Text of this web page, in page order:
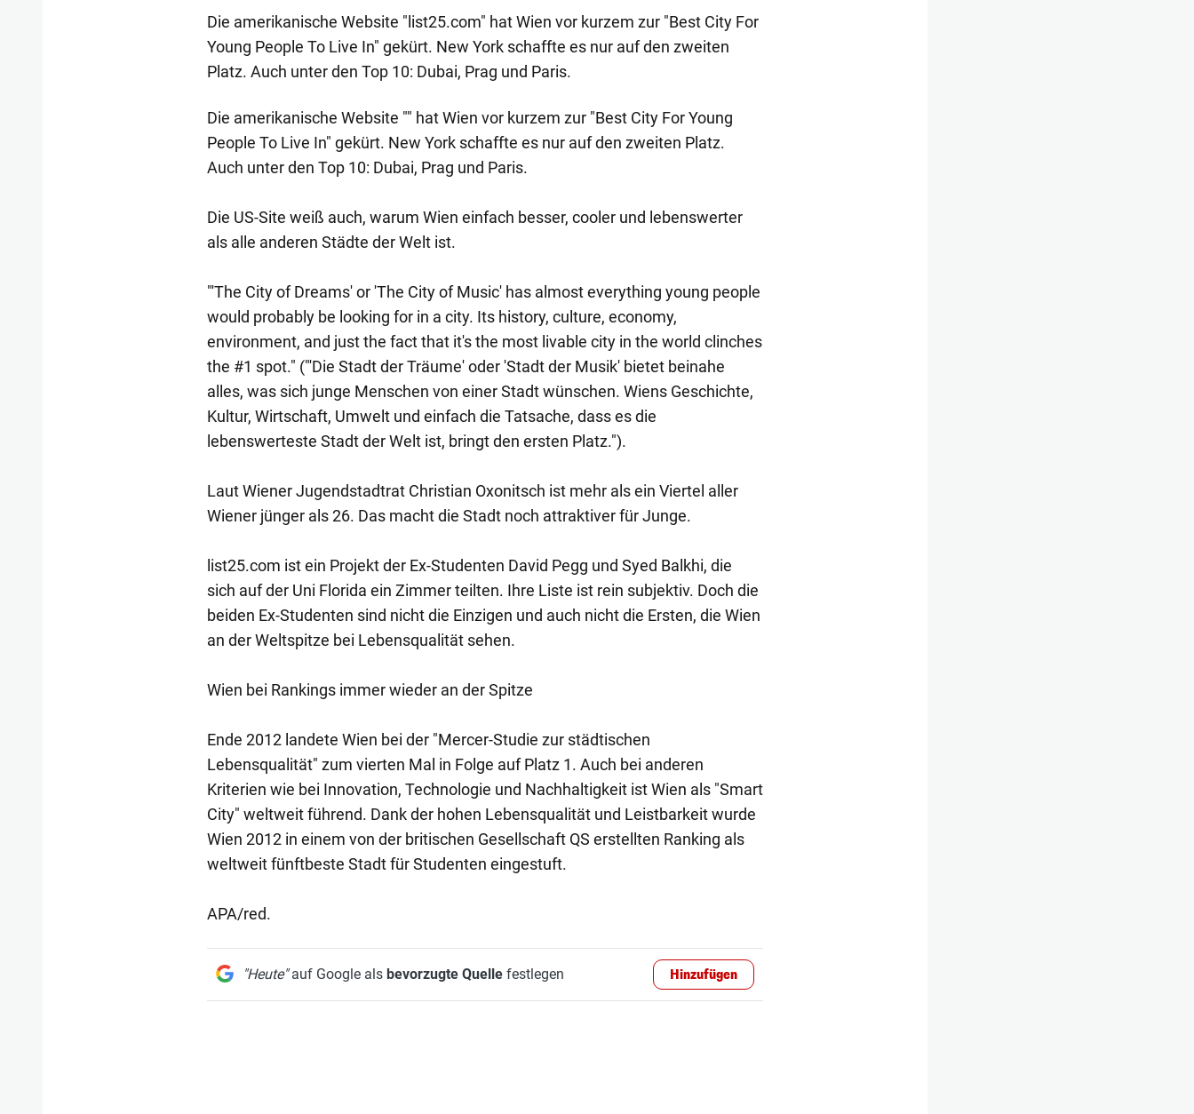
Die amerikanische Website "list25.com" hat Wien vor kurzem zur "Best City For
Young People To Live In" gekürt. New York schaffte es nur auf den zweiten
Platz. Auch unter den Top 10: Dubai, Prag und Paris.
Die amerikanische Website "" hat Wien vor kurzem zur "Best City For Young
People To Live In" gekürt. New York schaffte es nur auf den zweiten Platz.
Auch unter den Top 10: Dubai, Prag und Paris.
Die US-Site weiß auch, warum Wien einfach besser, cooler und lebenswerter
als alle anderen Städte der Welt ist.
"'The City of Dreams' or 'The City of Music' has almost everything young people
would probably be looking for in a city. Its history, culture, economy,
environment, and just the fact that it's the most livable city in the world clinches
the #1 spot." ("'Die Stadt der Träume' oder 'Stadt der Musik' bietet beinahe
alles, was sich junge Menschen von einer Stadt wünschen. Wiens Geschichte,
Kultur, Wirtschaft, Umwelt und einfach die Tatsache, dass es die
lebenswerteste Stadt der Welt ist, bringt den ersten Platz.").
Laut Wiener Jugendstadtrat Christian Oxonitsch ist mehr als ein Viertel aller
Wiener jünger als 26. Das macht die Stadt noch attraktiver für Junge.
list25.com ist ein Projekt der Ex-Studenten David Pegg und Syed Balkhi, die
sich auf der Uni Florida ein Zimmer teilten. Ihre Liste ist rein subjektiv. Doch die
beiden Ex-Studenten sind nicht die Einzigen und auch nicht die Ersten, die Wien
an der Weltspitze bei Lebensqualität sehen.
Wien bei Rankings immer wieder an der Spitze
Ende 2012 landete Wien bei der "Mercer-Studie zur städtischen
Lebensqualität" zum vierten Mal in Folge auf Platz 1. Auch bei anderen
Kriterien wie bei Innovation, Technologie und Nachhaltigkeit ist Wien als "Smart
City" weltweit führend. Dank der hohen Lebensqualität und Leistbarkeit wurde
Wien 2012 in einem von der britischen Gesellschaft QS erstellten Ranking als
weltweit fünftbeste Stadt für Studenten eingestuft.
APA/red.
"Heute"auf Google als bevorzugte Quellefestlegen Hinzufügen